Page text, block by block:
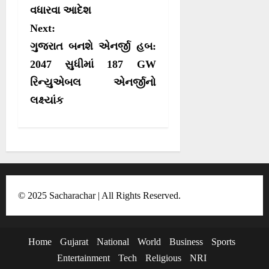
a
v
i
g
a
o
n
વધારવા આદેશ
Next:
ગુજરાત બનશે એનર્જી હબ:
2047 સુધીમાં 187 GW
રિન્યુએબલ એનર્જીનો
લક્ષ્યાંક
© 2025 Sacharachar | All Rights Reserved.
Home Gujarat National World Business
Sports
Entertainment
Tech Religious NRI